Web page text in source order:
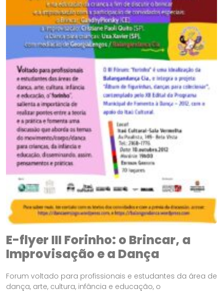
E-flyer III Forinho: o Brincar, a
Improvisação e a Dança
Forum voltado para profissionais e estudantes da área de
dança, arte, cultura, infância e educação, o